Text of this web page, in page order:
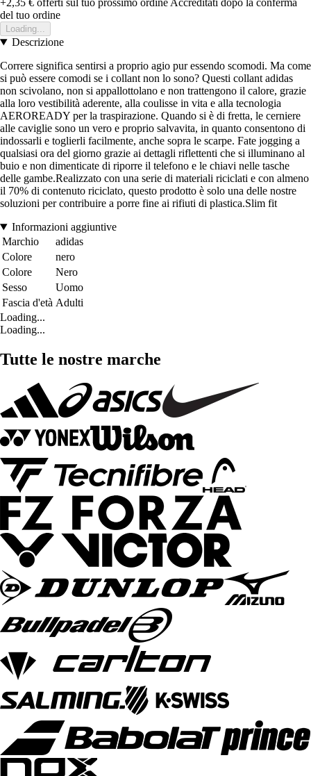
+2,35 € offerti sul tuo prossimo ordine Accreditati dopo la conferma
del tuo ordine
Loading...
Descrizione
Correre significa sentirsi a proprio agio pur essendo scomodi. Ma come
si può essere comodi se i collant non lo sono? Questi collant adidas
non scivolano, non si appallottolano e non trattengono il calore, grazie
alla loro vestibilità aderente, alla coulisse in vita e alla tecnologia
AEROREADY per la traspirazione. Quando si è di fretta, le cerniere
alle caviglie sono un vero e proprio salvavita, in quanto consentono di
indossarli e toglierli facilmente, anche sopra le scarpe. Fate jogging a
qualsiasi ora del giorno grazie ai dettagli riflettenti che si illuminano al
buio e non dimenticate di riporre il telefono e le chiavi nelle tasche
delle gambe.Realizzato con una serie di materiali riciclati e con almeno
il 70% di contenuto riciclato, questo prodotto è solo una delle nostre
soluzioni per contribuire a porre fine ai rifiuti di plastica.Slim fit
Informazioni aggiuntive
Marchio
adidas
Colore
nero
Colore
Nero
Sesso
Uomo
Fascia d'età Adulti
Loading...
Loading...
Tutte le nostre marche